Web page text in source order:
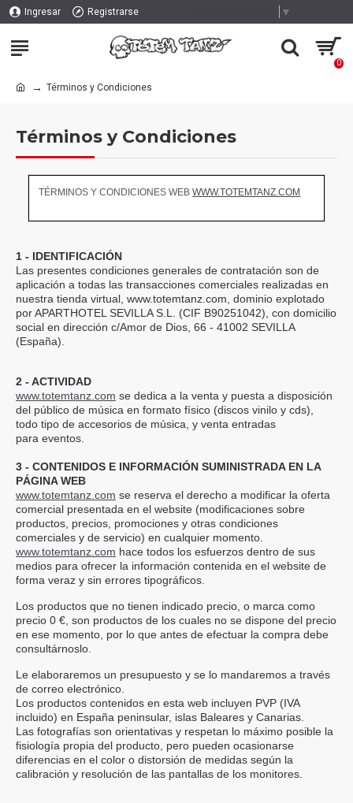
Ingresar Registrarse ▼
0
Términos y Condiciones
Términos y Condiciones
TÉRMINOS Y CONDICIONES WEBWWW.TOTEMTANZ.COM
1 - IDENTIFICACIÓN
Las presentes condiciones generales de contratación son de
aplicación a todas las transacciones comerciales realizadas en
nuestra tienda virtual, www.totemtanz.com , dominio explotado
por APARTHOTEL SEVILLA S.L.
(CIF B90251042), con domicilio
social en dirección c/Amor de Dios, 66 - 41002 SEVILLA
(España).
2 - ACTIVIDAD
www.totemtanz.com se dedica a la venta y puesta a disposición
del público de música en formato físico (discos vinilo y cds),
todo tipo de accesorios de música, y venta entradas
para eventos.
3 - CONTENIDOS E INFORMACIÓN SUMINISTRADA EN LA
PÁGINA WEB
www.totemtanz.com se reserva el derecho a modificar la oferta
comercial presentada en el website (modificaciones sobre
productos, precios, promociones y otras condiciones
comerciales y de servicio) en cualquier momento.
www.totemtanz.com hace todos los esfuerzos dentro de sus
medios para ofrecer la información contenida en el website de
forma veraz y sin errores tipográficos.
Los productos que no tienen indicado precio, o marca como
precio 0 €, son productos de los cuales no se dispone del precio
en ese momento, por lo que antes de efectuar la compra debe
consultárnoslo.
Le elaboraremos un presupuesto y se lo mandaremos a través
de correo electrónico.
Los productos contenidos en esta web incluyen PVP (IVA
incluido) en España peninsular, islas Baleares y Canarias.
Las fotografías son orientativas y respetan lo máximo posible la
fisiología propia del producto, pero pueden ocasionarse
diferencias en el color o distorsión de medidas según la
calibración y resolución de las pantallas de los monitores.